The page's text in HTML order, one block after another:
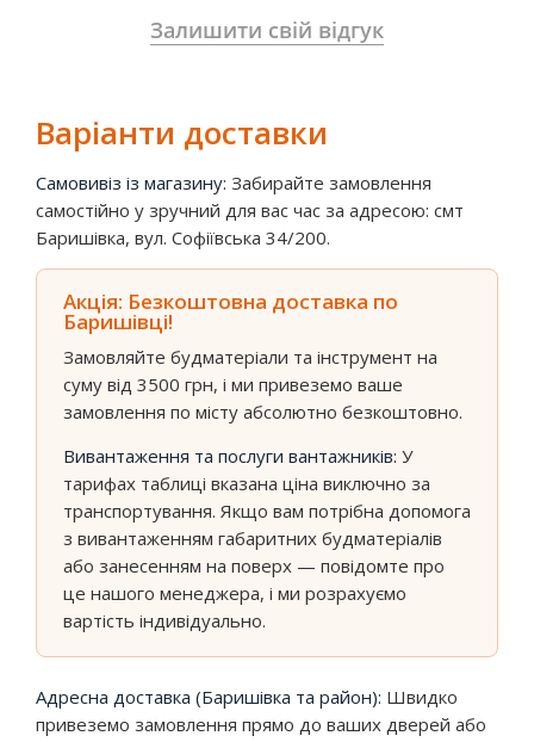
Залишити свій відгук
Варіанти доставки
Самовивіз із магазину: Забирайте замовлення
самостійно у зручний для вас час за адресою: смт
Баришівка, вул. Софіївська 34/200.
Акція: Безкоштовна доставка по
Баришівці!
Замовляйте будматеріали та інструмент на
суму від 3500 грн, і ми привеземо ваше
замовлення по місту абсолютно безкоштовно.
Вивантаження та послуги вантажників: У
тарифах таблиці вказана ціна виключно за
транспортування. Якщо вам потрібна допомога
з вивантаженням габаритних будматеріалів
або занесенням на поверх — повідомте про
це нашого менеджера, і ми розрахуємо
вартість індивідуально.
Адресна доставка (Баришівка та район): Швидко
привеземо замовлення прямо до ваших дверей або